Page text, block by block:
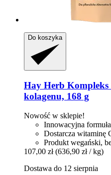
Do koszyka
Hay Herb Kompleks
kolagenu, 168 g
Nowość w sklepie!
Innowacyjna
Dostarcza witaminę
Produkt wegański,
107,00 zł (636,90 zł / kg)
Dostawa do 12 sierpnia